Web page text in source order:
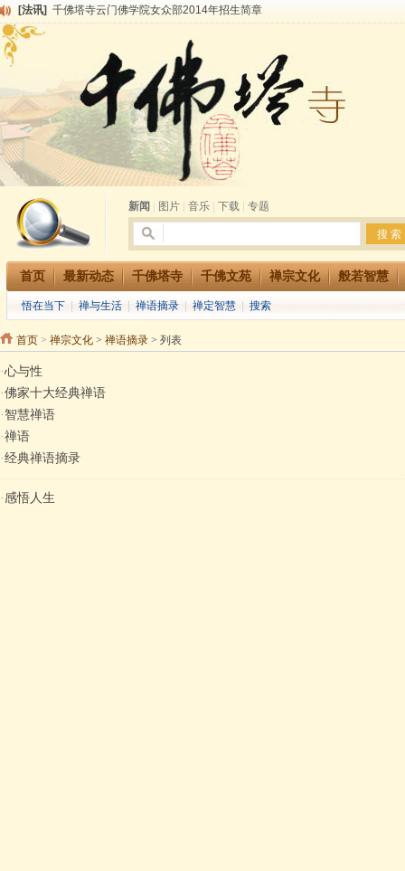
[法讯] 千佛塔寺云门佛学院女众部2014年招生简章
[法讯]
千佛塔寺兴建佛学院综合大楼缘起
[法讯]
共赴华藏世界 进入最后七天倒计时 殊胜华严法会 快快同享富贵庄严海
千佛塔寺阅藏堂周末阅藏报名通知
清明节祭祖报恩地藏法会
[法讯]
本寺方丈上明下慧尼和尚开讲《六祖坛经》
[法讯] 2015-3-26师父于法堂对大众的开示
[法讯] 广东千佛塔寺云门佛学院女众部 2016年招生简章
[法讯]
恭请海涛法师莅临千佛塔寺弘法
[法讯]
2014年七月大法会 祈福息灾地藏七 冥阳两利普渡群蒙盂兰盆
新闻
图片 音乐 下载 专题
首页 最新动态 千佛塔寺 千佛文苑 禅宗文化 般若智慧
悟在当下 禅与生活 禅语摘录 禅定智慧 搜索
首页 > 禅宗文化 > 禅语摘录 > 列表
·心与性
·佛家十大经典禅语
· 智慧禅语
·禅语
·经典禅语摘录
· 感悟人生